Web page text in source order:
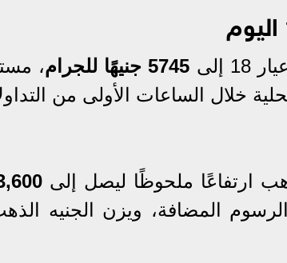
إلى 5745 جنيهًا للجرام
،
خلال الساعات الأولى من
ارتفاعًا ملحوظًا ليصل إلى53,600